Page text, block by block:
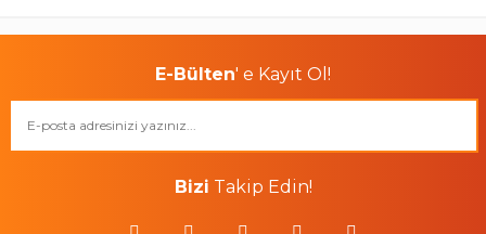
E-Bülten' e Kayıt Ol!
Bizi Takip Edin!